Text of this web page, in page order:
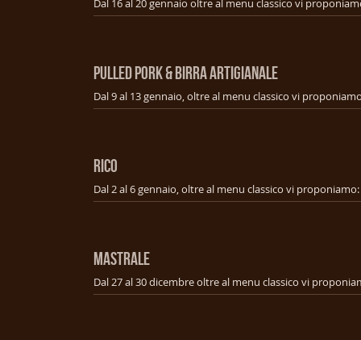
PULLED PORK & BIRRA ARTIGIANALE
RICO
MASTRALE